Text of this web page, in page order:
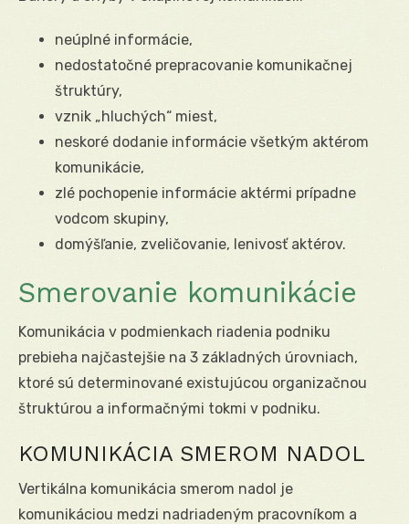
neúplné informácie,
nedostatočné prepracovanie komunikačnej
štruktúry,
vznik „hluchých“ miest,
neskoré dodanie informácie všetkým aktérom
komunikácie,
zlé pochopenie informácie aktérmi prípadne
vodcom skupiny,
domýšľanie, zveličovanie, lenivosť aktérov.
Smerovanie komunikácie
Komunikácia v podmienkach riadenia podniku
prebieha najčastejšie na 3 základných úrovniach,
ktoré sú determinované existujúcou organizačnou
štruktúrou a informačnými tokmi v podniku.
KOMUNIKÁCIA SMEROM NADOL
Vertikálna komunikácia smerom nadol je
komunikáciou medzi nadriadeným pracovníkom a